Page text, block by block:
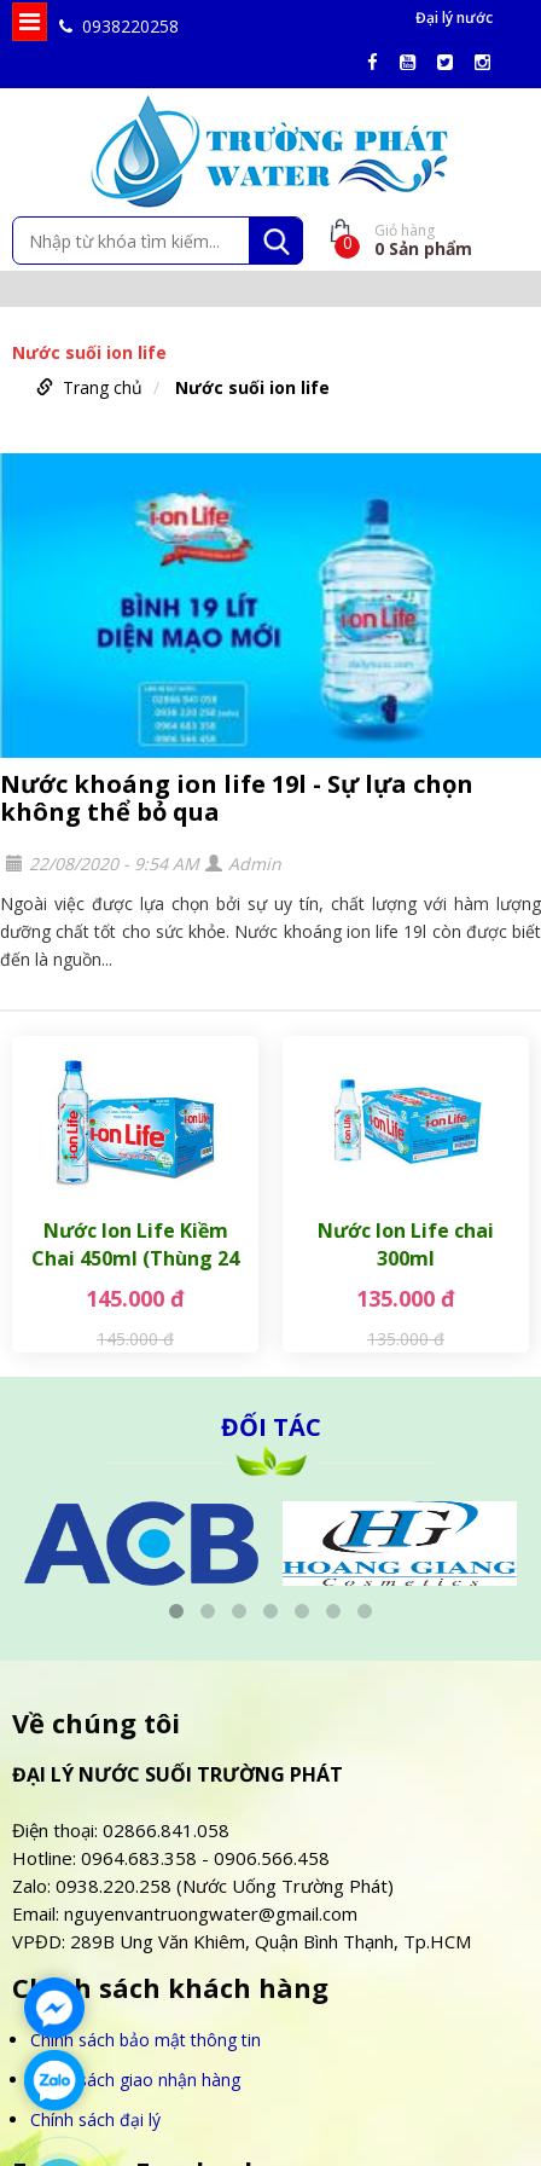
0938220258 Đại lý nước
0
Giỏ hàng
0 Sản phẩm
Nước suối ion life
Trang chủ
Nước suối ion life
Nước khoáng ion life 19l - Sự lựa chọn
không thể bỏ qua
22/08/2020 - 9:54 AM
Admin
Ngoài việc được lựa chọn bởi sự uy tín, chất lượng với hàm lượng
dưỡng chất tốt cho sức khỏe. Nước khoáng ion life 19l còn được biết
đến là nguồn...
Nước Ion Life Kiềm
Chai 450ml (Thùng 24
Chai)
145.000 đ
145.000 đ
Nước Ion Life chai
300ml
135.000 đ
135.000 đ
ĐỐI TÁC
Về chúng tôi
ĐẠI LÝ NƯỚC SUỐI TRƯỜNG PHÁT
Điện thoại: 02866.841.058
Hotline: 0964.683.358 - 0906.566.458
Zalo: 0938.220.258 (Nước Uống Trường Phát)
Email: nguyenvantruongwater@gmail.com
VPĐD: 289B Ung Văn Khiêm, Quận Bình Thạnh, Tp.HCM
Chính sách khách hàng
Chính sách bảo mật thông tin
Chính sách giao nhận hàng
Chính sách đại lý